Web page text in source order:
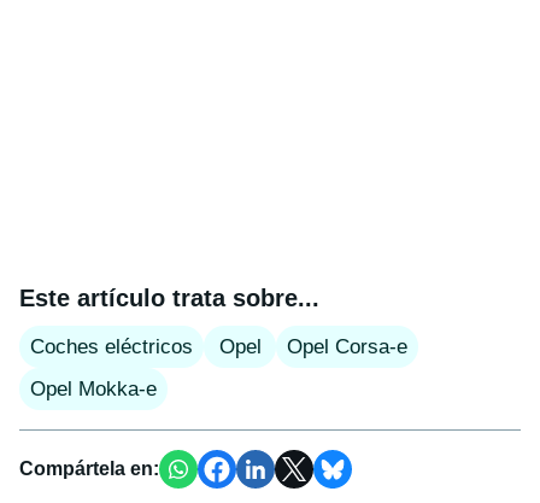
Este artículo trata sobre...
Coches eléctricos Opel
Opel Corsa-e
Opel Mokka-e
Compártela en: